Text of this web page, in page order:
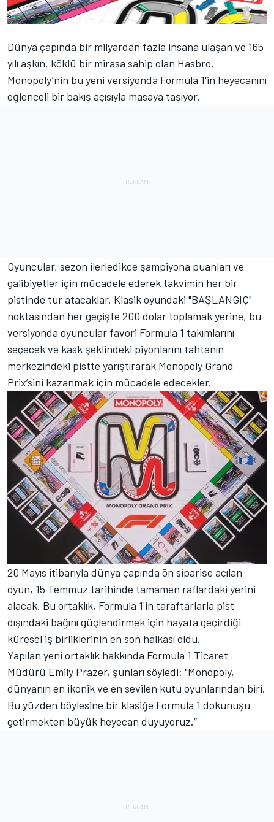
Dünya çapında bir milyardan fazla insana ulaşan ve 165
yılı aşkın, köklü bir mirasa sahip olan Hasbro,
Monopoly’nin bu yeni versiyonda Formula 1'in heyecanını
eğlenceli bir bakış açısıyla masaya taşıyor.
Oyuncular, sezon ilerledikçe şampiyona puanları ve
galibiyetler için mücadele ederek takvimin her bir
pistinde tur atacaklar. Klasik oyundaki "BAŞLANGIÇ"
noktasından her geçişte 200 dolar toplamak yerine, bu
versiyonda oyuncular favori Formula 1 takımlarını
seçecek ve kask şeklindeki piyonlarını tahtanın
merkezindeki pistte yarıştırarak Monopoly Grand
Prix’sini kazanmak için mücadele edecekler.
20 Mayıs itibarıyla dünya çapında ön siparişe açılan
oyun, 15 Temmuz tarihinde tamamen raflardaki yerini
alacak. Bu ortaklık, Formula 1'in taraftarlarla pist
dışındaki bağını güçlendirmek için hayata geçirdiği
küresel iş birliklerinin en son halkası oldu.
Yapılan yeni ortaklık hakkında Formula 1 Ticaret
Müdürü Emily Prazer, şunları söyledi: "Monopoly,
dünyanın en ikonik ve en sevilen kutu oyunlarından biri.
Bu yüzden böylesine bir klasiğe Formula 1 dokunuşu
getirmekten büyük heyecan duyuyoruz.”